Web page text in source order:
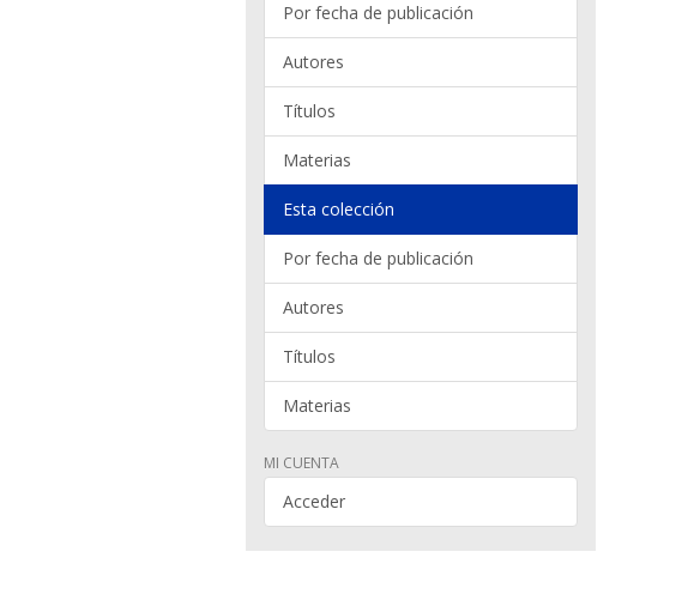
Por fecha de publicación
Autores
Títulos
Materias
Esta colección
Por fecha de publicación
Autores
Títulos
Materias
MI CUENTA
Acceder